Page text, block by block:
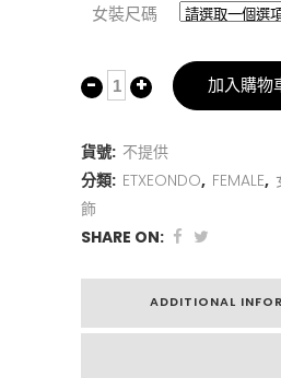
女裝尺碼
加入購物
貨號: 不提供
分類: ETXEONDO, FEMALE,
飾
SHARE ON:
ADDITIONAL